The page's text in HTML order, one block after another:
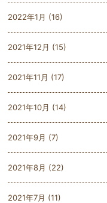
2022年1月 (16)
2021年12月 (15)
2021年11月 (17)
2021年10月 (14)
2021年9月 (7)
2021年8月 (22)
2021年7月 (11)